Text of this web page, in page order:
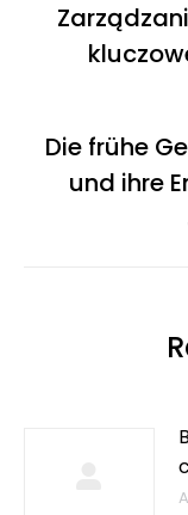
Die frühe
und ihre